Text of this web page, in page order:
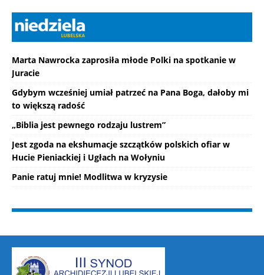
Marta Nawrocka zaprosiła młode Polki na spotkanie w
Juracie
Gdybym wcześniej umiał patrzeć na Pana Boga, dałoby mi
to większą radość
„Biblia jest pewnego rodzaju lustrem”
Jest zgoda na ekshumacje szczątków polskich ofiar w
Hucie Pieniackiej i Ugłach na Wołyniu
Panie ratuj mnie! Modlitwa w kryzysie